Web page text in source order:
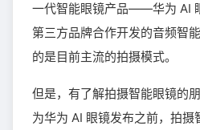
一代智能眼镜产品——华为 AI
第三方品牌合作开发的音频智
的是目前主流的拍摄模式。
但是，有了解拍摄智能眼镜的
为华为 AI 眼镜发布之前，拍